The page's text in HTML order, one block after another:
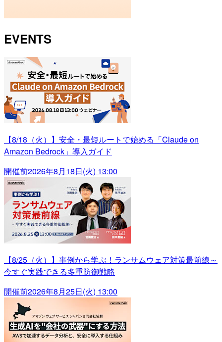
EVENTS
【8/18（火）】安全・最短ルートで始める「Claude on
Amazon Bedrock」導入ガイド
開催前2026年8月18日(火) 13:00
【8/25（火）】事例から学ぶ！ランサムウェア対策最前線～
今すぐ実践できる多重防御戦略
開催前2026年8月25日(火) 13:00